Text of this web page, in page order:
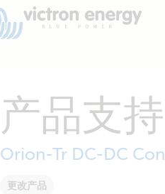
产品支持
Orion-Tr DC-DC
更改产品